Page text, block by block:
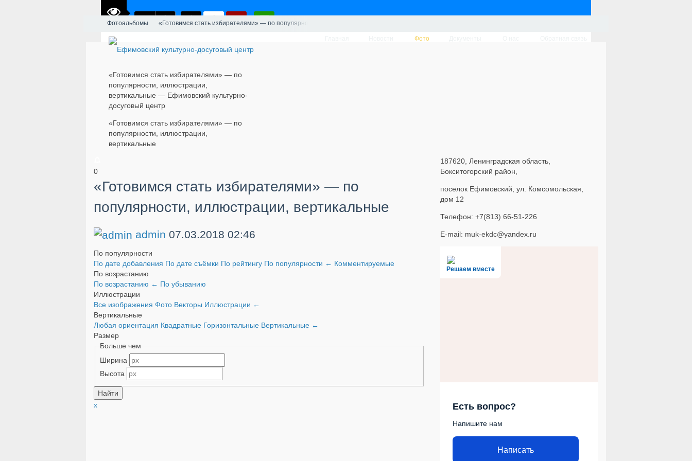
Фото
«Готовимся стать избирателями» — по
популярности, иллюстрации,
вертикальные — Ефимовский культурно-
досуговый центр
«Готовимся стать избирателями» — по
популярности, иллюстрации,
вертикальные
Фотоальбомы «Готовимся стать избирателями» — по популярности, иллюстрации, вертикальные
0
«Готовимся стать избирателями» — по
популярности, иллюстрации, вертикальные
admin 07.03.2018 02:46
По популярности
По дате добавления По дате съёмки По рейтингу По популярности ← Комментируемые
По возрастанию
По возрастанию ← По убыванию
Иллюстрации
Все изображения Фото Векторы Иллюстрации ←
Вертикальные
Любая ориентация Квадратные Горизонтальные Вертикальные ←
Размер
Больше чем
Ширина
Высота
x
187620, Ленинградская область,
Бокситогорский район,
поселок Ефимовский, ул. Комсомольская,
дом 12
Телефон: +7(813) 66-51-226
E-mail: muk-ekdc@yandex.ru
Решаем вместе
Есть вопрос?
Напишите нам
Написать